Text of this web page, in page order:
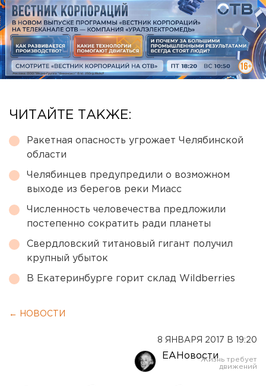
ЧИТАЙТЕ ТАКЖЕ:
Ракетная опасность угрожает Челябинской
области
Челябинцев предупредили о возможном
выходе из берегов реки Миасс
Численность человечества предложили
постепенно сократить ради планеты
Свердловский титановый гигант получил
крупный убыток
В Екатеринбурге горит склад Wildberries
← НОВОСТИ
8 ЯНВАРЯ 2017 В 19:20
ЕАНовости